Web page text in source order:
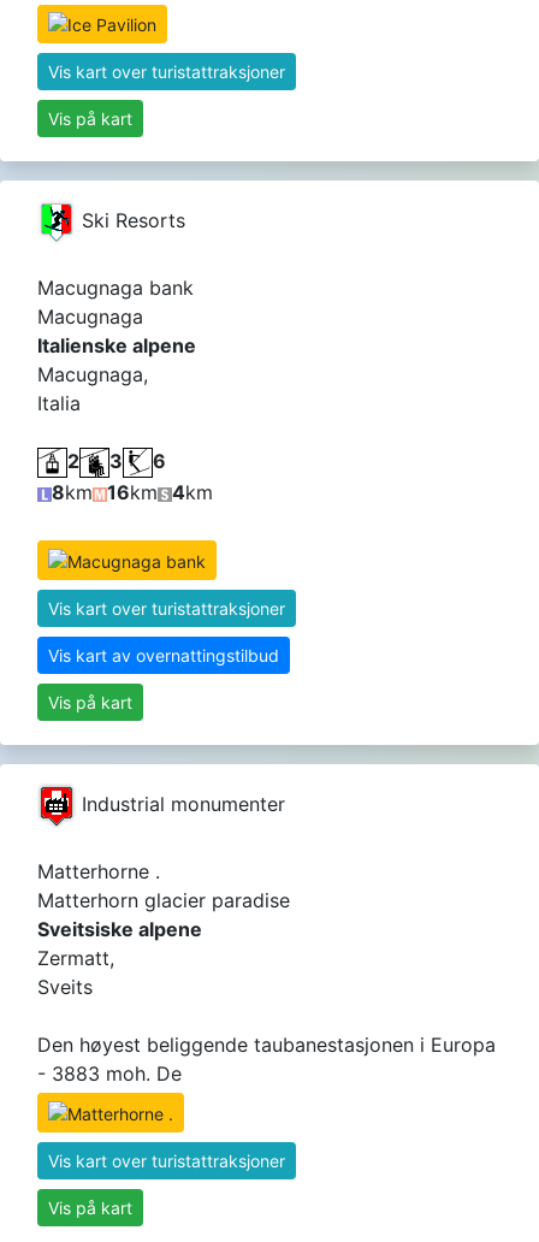
Vis kart over turistattraksjoner
Vis på kart
Ski Resorts
Macugnaga bank
Macugnaga
Italienske alpene
Macugnaga,
Italia
2 3
6
8km 16km 4km
Vis kart over turistattraksjoner
Vis kart av overnattingstilbud
Vis på kart
Industrial monumenter
Matterhorne .
Matterhorn glacier paradise
Sveitsiske alpene
Zermatt,
Sveits
Den høyest beliggende taubanestasjonen i Europa
- 3883 moh. De
Vis kart over turistattraksjoner
Vis på kart